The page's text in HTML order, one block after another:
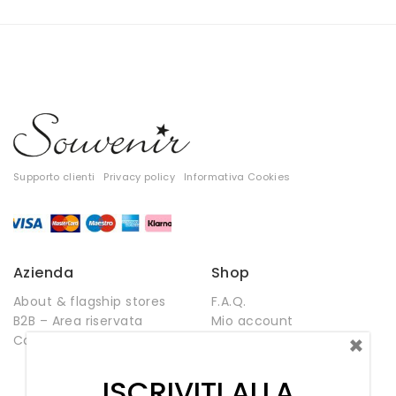
T-shirt
Top
Supporto clienti Privacy policy Informativa Cookies
Azienda
About & flagship stores
B2B – Area riservata
Contatti
Shop
F.A.Q.
Mio account
×